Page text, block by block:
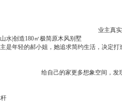
业主真实
水|创造180㎡极简原木风别墅
是年轻的郝小姐，她追求简约生活，决定
㎡现代简约式温馨生活！
士喜欢现代简约，偏好粉白基调，清新雅致
中海十里观澜|136㎡居家
本期的案例完全满足董
乐的理想居所。面对别墅的装修工程
给自己的家更多想象空间，